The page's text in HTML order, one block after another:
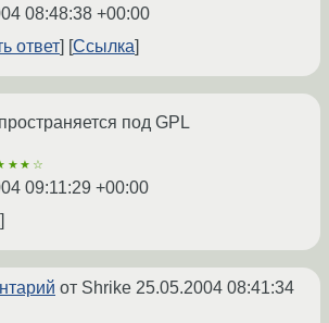
08:48:38 +00:00
ответ
Ссылка
под GPL
09:11:29 +00:00
от Shrike 25.05.2004 08:41:34